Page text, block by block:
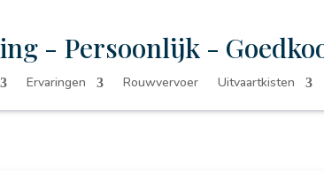
- Persoonlijk -
Ervaringen Rouwvervoer Uitvaartkisten